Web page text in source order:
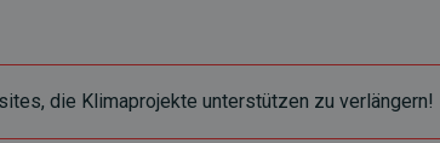
die Klimaprojekte unterstützen zu verlängern!